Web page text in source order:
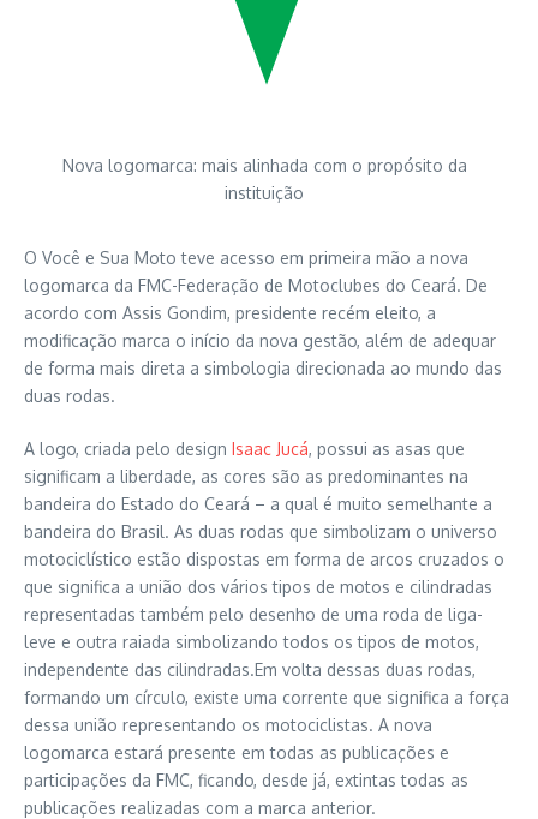
Nova logomarca: mais alinhada com o propósito da
instituição
O Você e Sua Moto teve acesso em primeira mão a nova
logomarca da FMC-Federação de Motoclubes do Ceará. De
acordo com Assis Gondim, presidente recém eleito, a
modificação marca o início da nova gestão, além de adequar
de forma mais direta a simbologia direcionada ao mundo das
duas rodas.
A logo, criada pelo design Isaac Jucá, possui as asas que
significam a liberdade, as cores são as predominantes na
bandeira do Estado do Ceará – a qual é muito semelhante a
bandeira do Brasil. As duas rodas que simbolizam o universo
motociclístico estão dispostas em forma de arcos cruzados o
que significa a união dos vários tipos de motos e cilindradas
representadas também pelo desenho de uma roda de liga-
leve e outra raiada simbolizando todos os tipos de motos,
independente das cilindradas.Em volta dessas duas rodas,
formando um círculo, existe uma corrente que significa a força
dessa união representando os motociclistas. A nova
logomarca estará presente em todas as publicações e
participações da FMC, ficando, desde já, extintas todas as
publicações realizadas com a marca anterior.